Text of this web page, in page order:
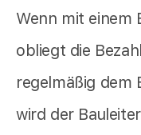
Wenn mit einem
obliegt die
regelmäßig dem
wird der